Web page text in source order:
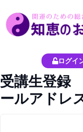
容
ッ
プ
ログイ
受講生登録
ールアドレ